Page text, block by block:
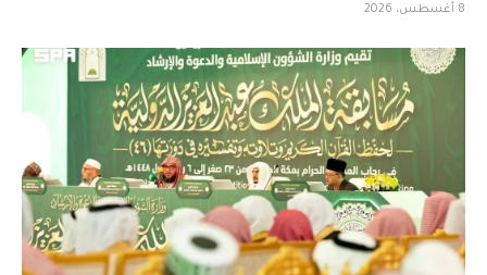
8 أغسطس، 2026